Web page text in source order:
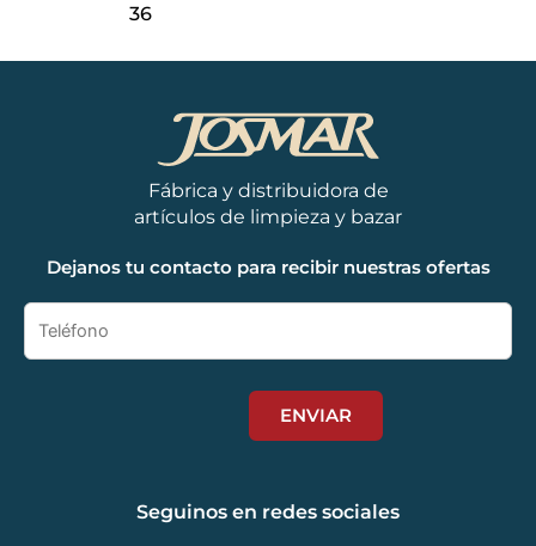
36
Fábrica y distribuidora de
artículos de limpieza y bazar
Dejanos tu contacto para recibir nuestras ofertas
Seguinos en redes sociales